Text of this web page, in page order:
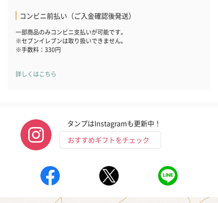
コンビニ前払い（ご入金確認後発送）
一部商品のみコンビニ支払いが可能です。
※セブンイレブンは取り扱いできません。
※手数料：330円
詳しくはこちら
タンプはInstagramも更新中！
おすすめギフトをチェック